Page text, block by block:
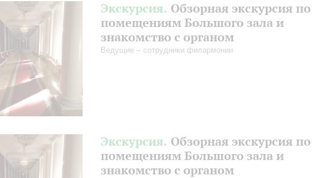
Экскурсия. Обзорная экскурсия по
помещениям Большого зала и
знакомство с органом
Ведущие – сотрудники филармонии
Экскурсия. Обзорная экскурсия по
помещениям Большого зала и
знакомство с органом